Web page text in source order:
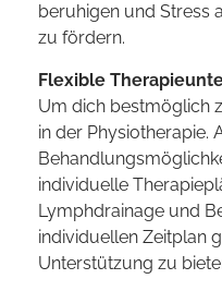
beruhigen und Stress
zu fördern.
Flexible
Um dich bestmöglich
in der Physiotherapie.
individuelle
Lymphdrainage und
individuellen Zeitplan
Unterstützung zu